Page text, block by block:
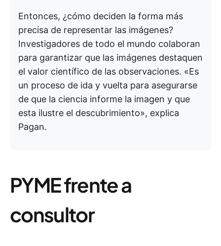
Entonces, ¿cómo deciden la forma más
precisa de representar las imágenes?
Investigadores de todo el mundo colaboran
para garantizar que las imágenes destaquen
el valor científico de las observaciones. «Es
un proceso de ida y vuelta para asegurarse
de que la ciencia informe la imagen y que
esta ilustre el descubrimiento», explica
Pagan.
PYME frente a
consultor